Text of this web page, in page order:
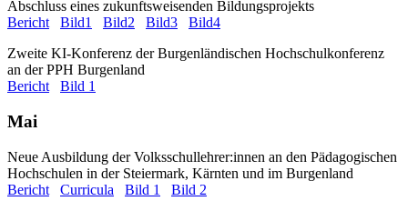
Abschluss eines zukunftsweisenden Bildungsprojekts
Bericht
Bild1 Bild2 Bild3
Bild4
Zweite KI-Konferenz der Burgenländischen Hochschulkonferenz
an der PPH Burgenland
Bericht
Bild 1
Mai
Neue Ausbildung der Volksschullehrer:innen an den Pädagogischen
Hochschulen in der Steiermark, Kärnten und im Burgenland
Bericht
Curricula Bild 1
Bild 2